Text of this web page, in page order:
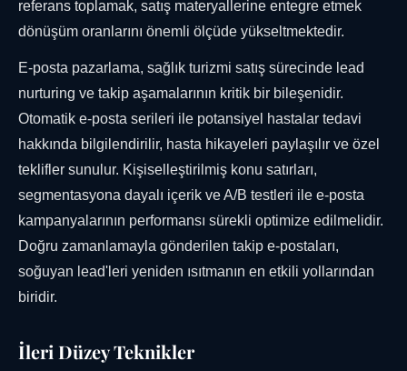
referans toplamak, satış materyallerine entegre etmek
dönüşüm oranlarını önemli ölçüde yükseltmektedir.
E-posta pazarlama, sağlık turizmi satış sürecinde lead
nurturing ve takip aşamalarının kritik bir bileşenidir.
Otomatik e-posta serileri ile potansiyel hastalar tedavi
hakkında bilgilendirilir, hasta hikayeleri paylaşılır ve özel
teklifler sunulur. Kişiselleştirilmiş konu satırları,
segmentasyona dayalı içerik ve A/B testleri ile e-posta
kampanyalarının performansı sürekli optimize edilmelidir.
Doğru zamanlamayla gönderilen takip e-postaları,
soğuyan lead'leri yeniden ısıtmanın en etkili yollarından
biridir.
İleri Düzey Teknikler